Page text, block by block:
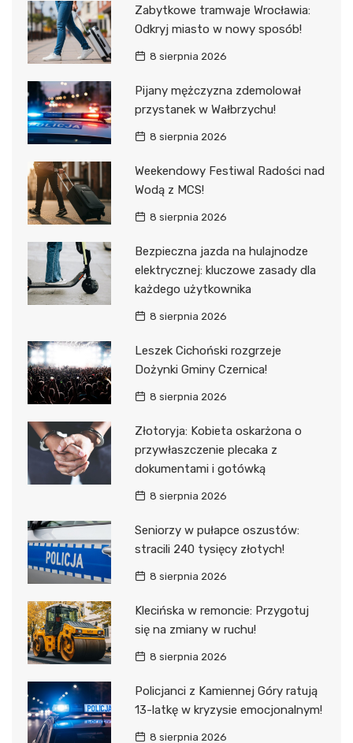
Zabytkowe tramwaje Wrocławia:
Odkryj miasto w nowy sposób!
8 sierpnia 2026
Pijany mężczyzna zdemolował
przystanek w Wałbrzychu!
8 sierpnia 2026
Weekendowy Festiwal Radości nad
Wodą z MCS!
8 sierpnia 2026
Bezpieczna jazda na hulajnodze
elektrycznej: kluczowe zasady dla
każdego użytkownika
8 sierpnia 2026
Leszek Cichoński rozgrzeje
Dożynki Gminy Czernica!
8 sierpnia 2026
Złotoryja: Kobieta oskarżona o
przywłaszczenie plecaka z
dokumentami i gotówką
8 sierpnia 2026
Seniorzy w pułapce oszustów:
stracili 240 tysięcy złotych!
8 sierpnia 2026
Klecińska w remoncie: Przygotuj
się na zmiany w ruchu!
8 sierpnia 2026
Policjanci z Kamiennej Góry ratują
13-latkę w kryzysie emocjonalnym!
8 sierpnia 2026